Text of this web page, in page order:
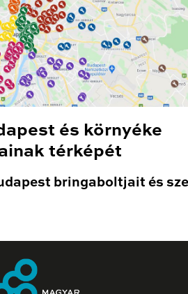
és környéke
térképét
bringaboltjait és